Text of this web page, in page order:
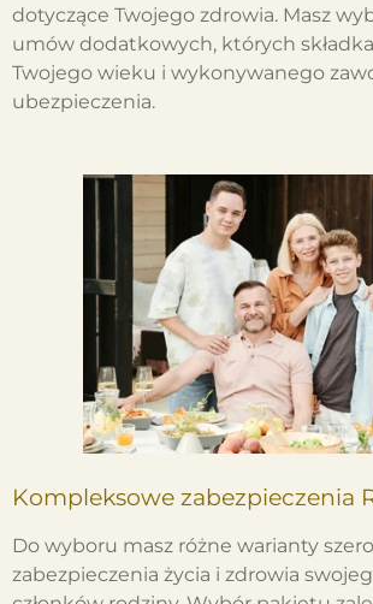
dotyczące Twojego zdrowia. Masz
umów dodatkowych, których
Twojego wieku i wykonywanego
ubezpieczenia.
Kompleksowe zabezpieczenia
Do wyboru masz różne warianty
zabezpieczenia życia i zdrowia